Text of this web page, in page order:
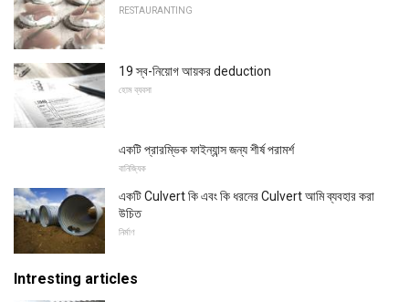
RESTAURANTING
19 স্ব-নিয়োগ আয়কর deduction
হোম ব্যবসা
একটি প্রারম্ভিক ফাইন্যান্স জন্য শীর্ষ পরামর্শ
বানিজ্যিক
একটি Culvert কি এবং কি ধরনের Culvert আমি ব্যবহার করা
উচিত
নির্মাণ
Intresting articles